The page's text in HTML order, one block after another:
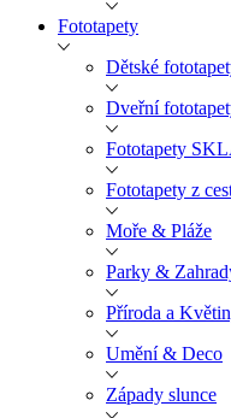
Fototapety
Dětské
Dveřní
Fototapety
Fototapety z
Moře & Pláže
Parky &
Příroda a
Umění & Deco
Západy slunce